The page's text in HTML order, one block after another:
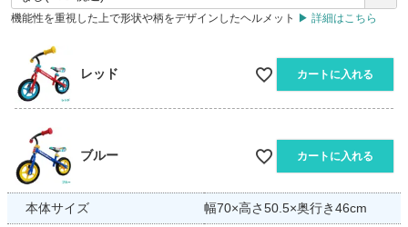
必
須
機能性を重視した上で形状や柄をデザインしたヘルメット ▶ 詳細はこちら
レッド カートに入れる
ブルー カートに入れる
本体サイズ 幅70×高さ50.5×奥行き46cm